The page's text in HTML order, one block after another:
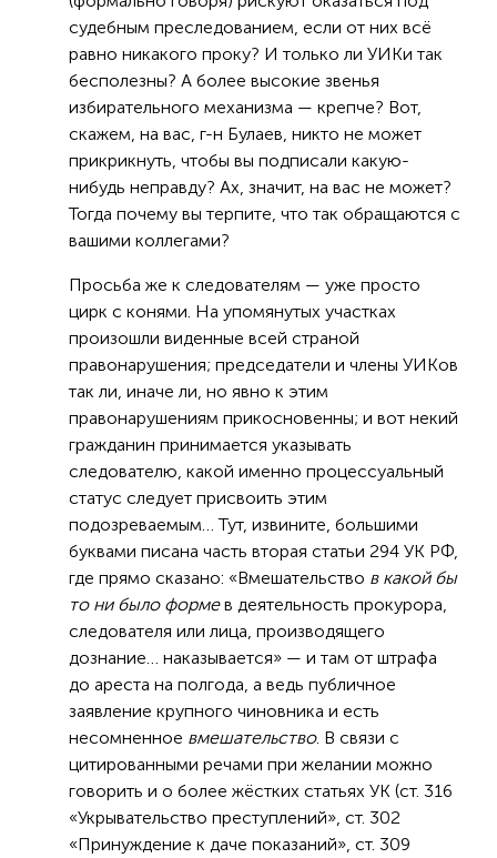
судебным преследованием, если от них всё
равно никакого проку? И только ли УИКи так
бесполезны? А более высокие звенья
избирательного механизма — крепче? Вот,
скажем, на вас, г-н Булаев, никто не может
прикрикнуть, чтобы вы подписали какую-
нибудь неправду? Ах, значит, на вас не может?
Тогда почему вы терпите, что так обращаются с
вашими коллегами?
Просьба же к следователям — уже просто
цирк с конями. На упомянутых участках
произошли виденные всей страной
правонарушения; председатели и члены УИКов
так ли, иначе ли, но явно к этим
правонарушениям прикосновенны; и вот некий
гражданин принимается указывать
следователю, какой именно процессуальный
статус следует присвоить этим
подозреваемым… Тут, извините, большими
буквами писана часть вторая статьи 294 УК РФ,
где прямо сказано: «Вмешательство в какой бы
то ни было формев деятельность прокурора,
следователя или лица, производящего
дознание… наказывается» — и там от штрафа
до ареста на полгода, а ведь публичное
заявление крупного чиновника и есть
несомненное вмешательство. В связи с
цитированными речами при желании можно
говорить и о более жёстких статьях УК (ст. 316
«Укрывательство преступлений», ст. 302
«Принуждение к даче показаний», ст. 309